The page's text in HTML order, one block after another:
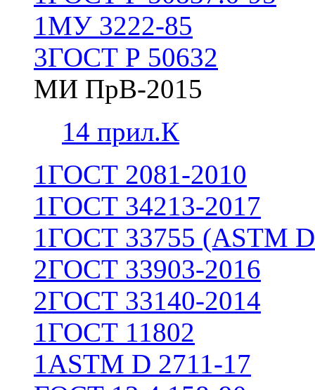
1МУ 3222-85
3ГОСТ Р 50632
МИ ПрВ-2015
14 прил.К
1ГОСТ 2081-2010
1ГОСТ 34213-2017
1ГОСТ 33755 (ASTM
2ГОСТ 33903-2016
2ГОСТ 33140-2014
1ГОСТ 11802
1ASTM D 2711-17